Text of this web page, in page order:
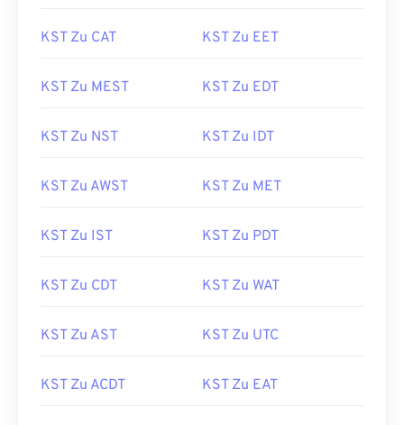
KST Zu CAT KST Zu EET
KST Zu MEST KST Zu EDT
KST Zu NST KST Zu IDT
KST Zu AWST KST Zu MET
KST Zu IST KST Zu PDT
KST Zu CDT KST Zu WAT
KST Zu AST KST Zu UTC
KST Zu ACDT KST Zu EAT